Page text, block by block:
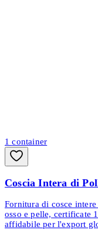
1container
Coscia Intera di
Fornitura di cosce
osso e pelle, certificate
affidabile per l'export